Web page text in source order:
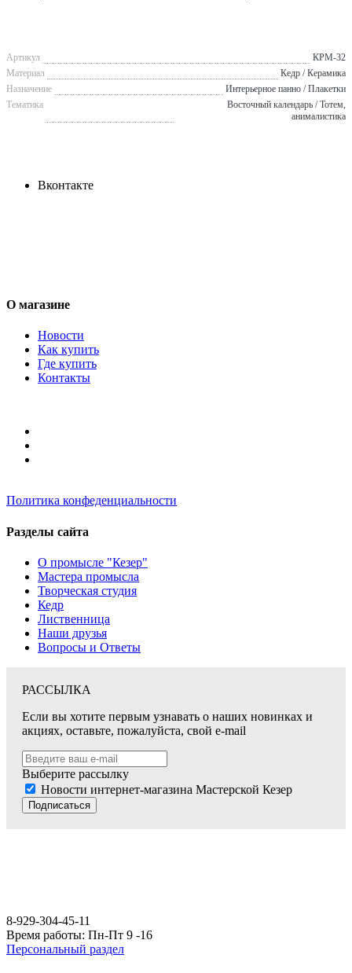
Артикул
КРМ-32
Материал
Кедр / Керамика
Назначение
Интерьерное панно / Плакетки
Тематика
Восточный календарь / Тотем,
анималистика
Вконтакте
О магазине
Новости
Как купить
Где купить
Контакты
Политика конфеденциальности
Разделы сайта
О промысле "Кезер"
Мастера промысла
Творческая студия
Кедр
Лиственница
Наши друзья
Вопросы и Ответы
РАССЫЛКА
Если вы хотите первым узнавать о наших новинках и
акциях, оставьте, пожалуйста, свой e-mail
Выберите рассылку
Новости интернет-магазина Мастерской Кезер
Подписаться
8-929-304-45-11
Время работы: Пн-Пт 9 -16
Персональный раздел